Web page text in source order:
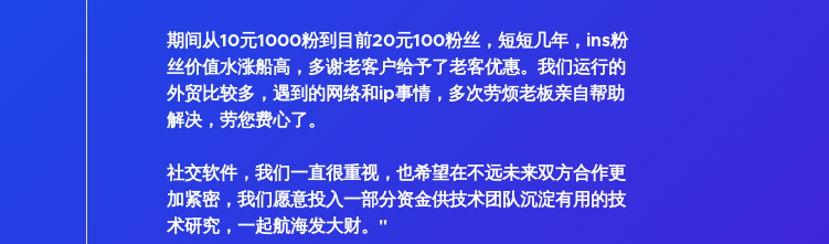
期间从10元1000粉到目前20元100粉丝，短短几年，ins粉
丝价值水涨船高，多谢老客户给予了老客优惠。我们运行的
外贸比较多，遇到的网络和ip事情，多次劳烦老板亲自帮助
解决，劳您费心了。
社交软件，我们一直很重视，也希望在不远未来双方合作更
加紧密，我们愿意投入一部分资金供技术团队沉淀有用的技
术研究，一起航海发大财。"